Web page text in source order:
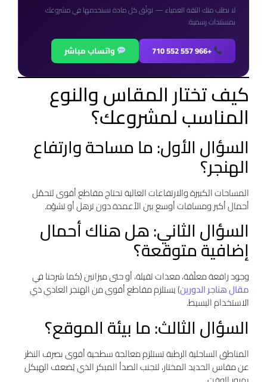
لا نطلب منك الثقة العمياء — نوثّق كل مادة نستخدمها في مشروعك
بمستندات رسمية.
+966 557 552 710 واتساب مباشر
كيف تختار المقاس والنوع
المناسب لمشروعك؟
السؤال الأول: ما مساحة وارتفاع
الهنجر؟
المساحات الكبيرة والارتفاعات العالية تحتاج مقاطع أقوى لتحمّل
أحمال أكبر ومسافات أوسع بين الأعمدة دون ترهل أو تشوّه.
السؤال الثاني: هل هناك أحمال
إضافية متوقعة؟
وجود رافعة معلّقة، معدات ثقيلة، أو حتى ميزانين (كما شرحنا في
مقال هناجر الدورين) يستلزم مقاطع أقوى من الهنجر العادي ذي
الاستخدام البسيط.
السؤال الثالث: ما بيئة الموقع؟
المناطق الساحلية الرطبة تستلزم معالجة سطحية أقوى بصرف النظر
عن مقاس الحديد المختار، لتجنب الصدأ المبكر الذي يُضعف الهيكل